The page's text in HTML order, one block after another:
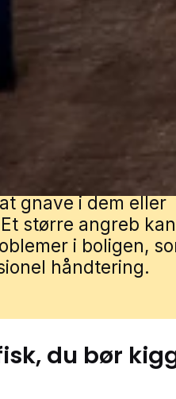
et
brede sig i
og
papir, tekstiler og
gnave i dem eller
større angreb
i boligen,
håndtering.
, du bør